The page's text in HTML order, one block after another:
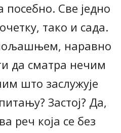
Све једно
тако и сада.
наравно
да сматра нечим
што заслужује
Застој? Да,
реч која се без